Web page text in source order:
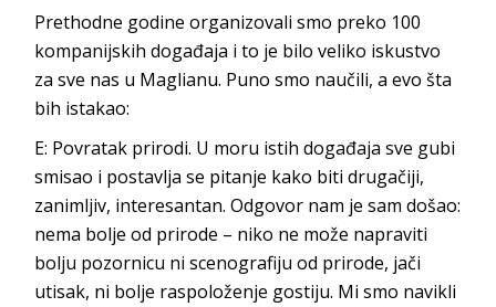
Prethodne godine organizovali smo preko 100
kompanijskih događaja i to je bilo veliko iskustvo
za sve nas u Maglianu. Puno smo naučili, a evo šta
bih istakao:
E: Povratak prirodi. U moru istih događaja sve gubi
smisao i postavlja se pitanje kako biti drugačiji,
zanimljiv, interesantan. Odgovor nam je sam došao:
nema bolje od prirode – niko ne može napraviti
bolju pozornicu ni scenografiju od prirode, jači
utisak, ni bolje raspoloženje gostiju. Mi smo navikli